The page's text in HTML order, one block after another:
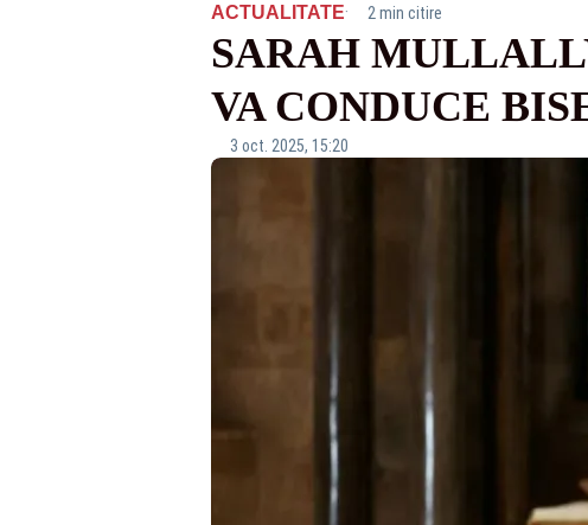
ACTUALITATE· 2 min citire
SARAH
VA CONDUCE
3 oct. 2025, 15:20